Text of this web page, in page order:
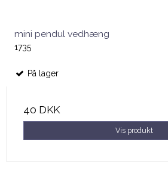
mini pendul vedhæng
1735
På lager
40 DKK
Vis produkt